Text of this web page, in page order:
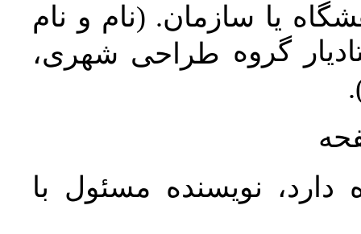
یا سازمان. (نام و نام
گروه طراحی شهری،
نویسنده مسئول با